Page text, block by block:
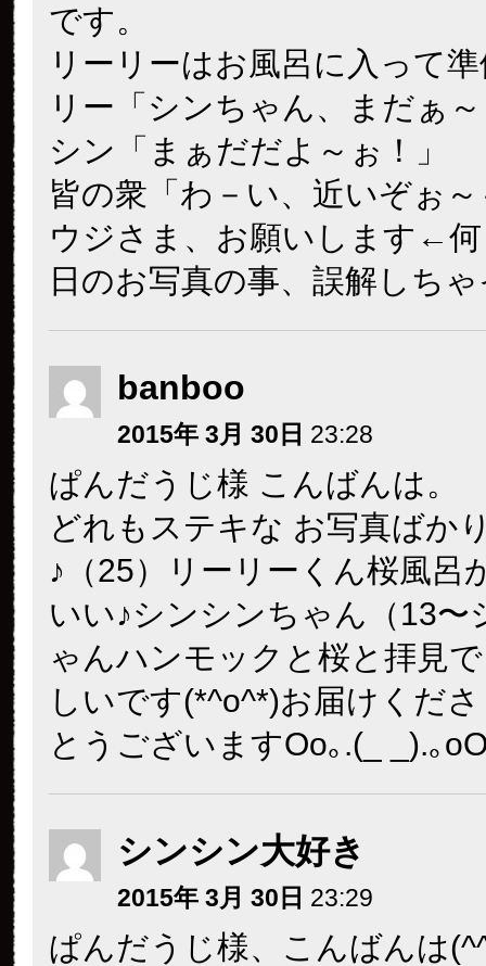
です。
リーリーはお風呂に入って
リー「シンちゃん、まだぁ
シン「まぁだだよ～ぉ！」
皆の衆「わ－い、近いぞぉ～
ウジさま、お願いします←
日のお写真の事、誤解しち
banboo
2015年 3月 30日 23:28
ぱんだうじ様 こんばんは。
どれもステキな お写真ばか
♪（25）リーリーくん桜風呂
いい♪シンシンちゃん（13〜
ゃんハンモックと桜と拝見
しいです(*^o^*)お届けくだ
とうございますOo｡.(_ _).｡
シンシン大好き
2015年 3月 30日 23:29
ぱんだうじ様、こんばんは